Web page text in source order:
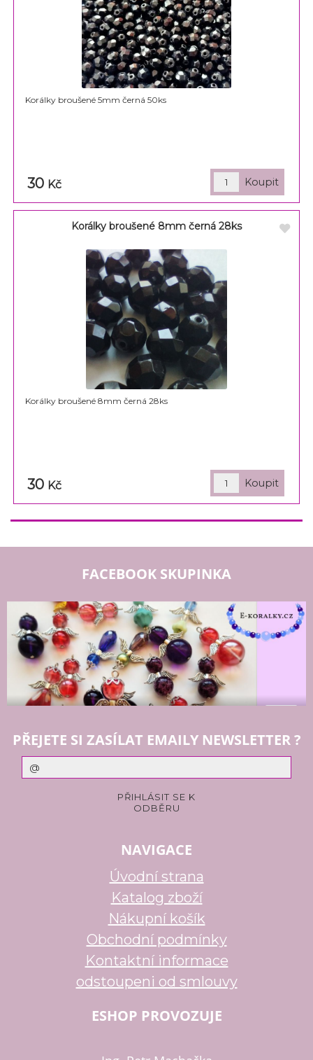
Korálky broušené 5mm černá 50ks
30 Kč
Korálky broušené 8mm černá 28ks
Korálky broušené 8mm černá 28ks
30 Kč
FACEBOOK SKUPINKA
PŘEJETE SI ZASÍLAT EMAILY NEWSLETTER ?
NAVIGACE
Úvodní strana
Katalog zboží
Nákupní košík
Obchodní podmínky
Kontaktní informace
odstoupeni od smlouvy
ESHOP PROVOZUJE